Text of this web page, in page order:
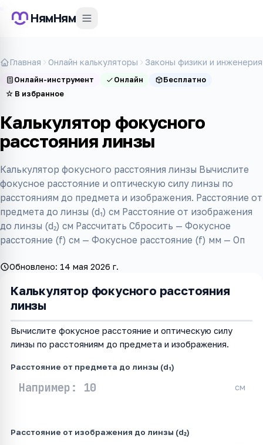
НямНям
Главная Онлайн калькуляторы Законы физики и инженерия
Онлайн-инструмент Онлайн
Бесплатно
☆ В избранное
Калькулятор фокусного
расстояния линзы
Калькулятор фокусного расстояния линзы Вычислите
фокусное расстояние и оптическую силу линзы по
расстояниям до предмета и изображения. Расстояние от
предмета до линзы (d₁) см Расстояние от изображения
до линзы (d₂) см Рассчитать Сбросить — Фокусное
расстояние (f) см — Фокусное расстояние (f) мм — Оп
Обновлено: 14 мая 2026 г.
Калькулятор фокусного расстояния
линзы
Вычислите фокусное расстояние и оптическую силу
линзы по расстояниям до предмета и изображения.
Расстояние от предмета до линзы (d₁)
см
Расстояние от изображения до линзы (d₂)